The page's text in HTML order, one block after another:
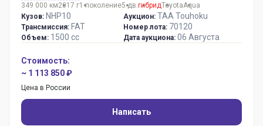
349 000 км2017 г1 поколение5 дв. гибридToyotaAqua
Кузов: NHP10
Трансмиссия: FAT
Объем: 1500 сс
Аукцион: TAA Touhoku
Номер лота: 70120
Дата аукциона: 06 Августа
Стоимость:
~ 1 113 850 ₽
Цена в России
Написать